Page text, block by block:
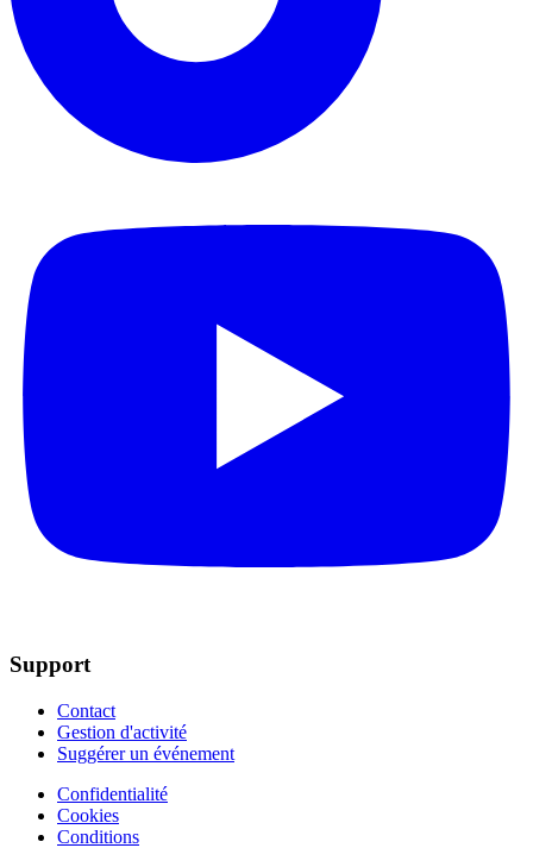
Support
Contact
Gestion d'activité
Suggérer un événement
Confidentialité
Cookies
Conditions